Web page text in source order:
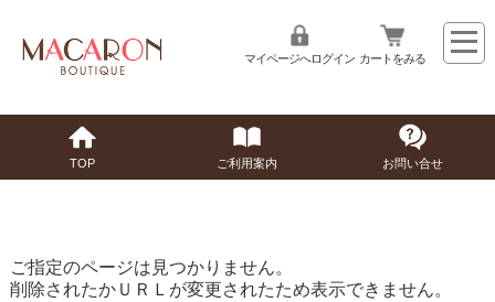
マイページへログイン カートをみる
TOP ご利用案内 お問い合せ
ご指定のページは見つかりません。
削除されたかＵＲＬが変更されたため表示できません。